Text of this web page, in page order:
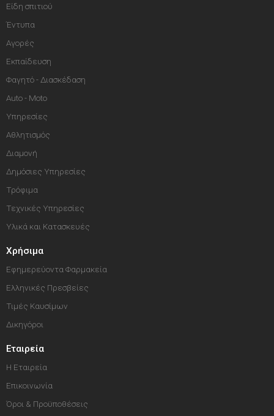
Είδη σπιτιού
Έντυπα
Αγορές
Εκπαίδευση
Φαγητό - Διασκέδαση
Auto - Moto
Υπηρεσίες
Αθλητισμός
Διαμονή
Δημόσιες Υπηρεσίες
Τρόφιμα
Τεχνικές Υπηρεσίες
Υλικά και Κατασκευές
Χρήσιμα
Εφημερεύοντα Φαρμακεία
Ελληνικές Πρεσβείες
Τιμές Καυσίμων
Δικηγόροι
Εταιρεία
Η Εταιρεία
Επικοινωνία
Όροι & Προϋποθέσεις